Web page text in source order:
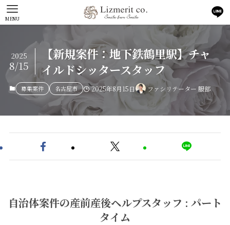
MENU
【新規案件：地下鉄鶴里駅】チャ
イルドシッタースタッフ
2025
8/15
募集案件 名古屋市 2025年8月15日 ファシリテーター 服部
自治体案件の産前産後ヘルプスタッフ : パート
タイム